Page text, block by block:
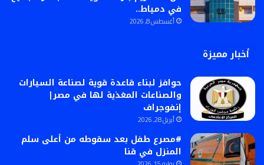
في دمياط..
أغسطس 8, 2026
أخبار مميزة
حوافز لبناء قاعدة قوية لصناعة السيارات
والصناعات المغذية لها في مصر|
إنفوجراف
أبريل 28, 2026
#مصرع طفل بعد سقوطه من أعلى سلم
المنزل في قنا